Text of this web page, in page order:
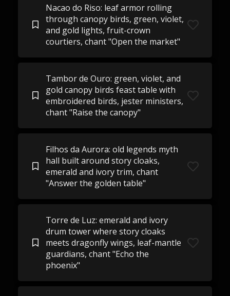
Nacao do Riso: leaf armor rolling
through canopy birds, green, violet,
and gold lights, fruit-crown
courtiers, chant "Open the market"
Tambor de Ouro: green, violet, and
gold canopy birds feast table with
embroidered birds, jester ministers,
chant "Raise the canopy"
Filhos da Aurora: old legends myth
hall built around story cloaks,
emerald and ivory trim, chant
"Answer the golden table"
Torre de Luz: emerald and ivory
drum tower where story cloaks
meets dragonfly wings, leaf-mantle
guardians, chant "Echo the
phoenix"